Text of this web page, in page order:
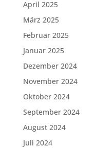
April 2025
März 2025
Februar 2025
Januar 2025
Dezember 2024
November 2024
Oktober 2024
September 2024
August 2024
Juli 2024